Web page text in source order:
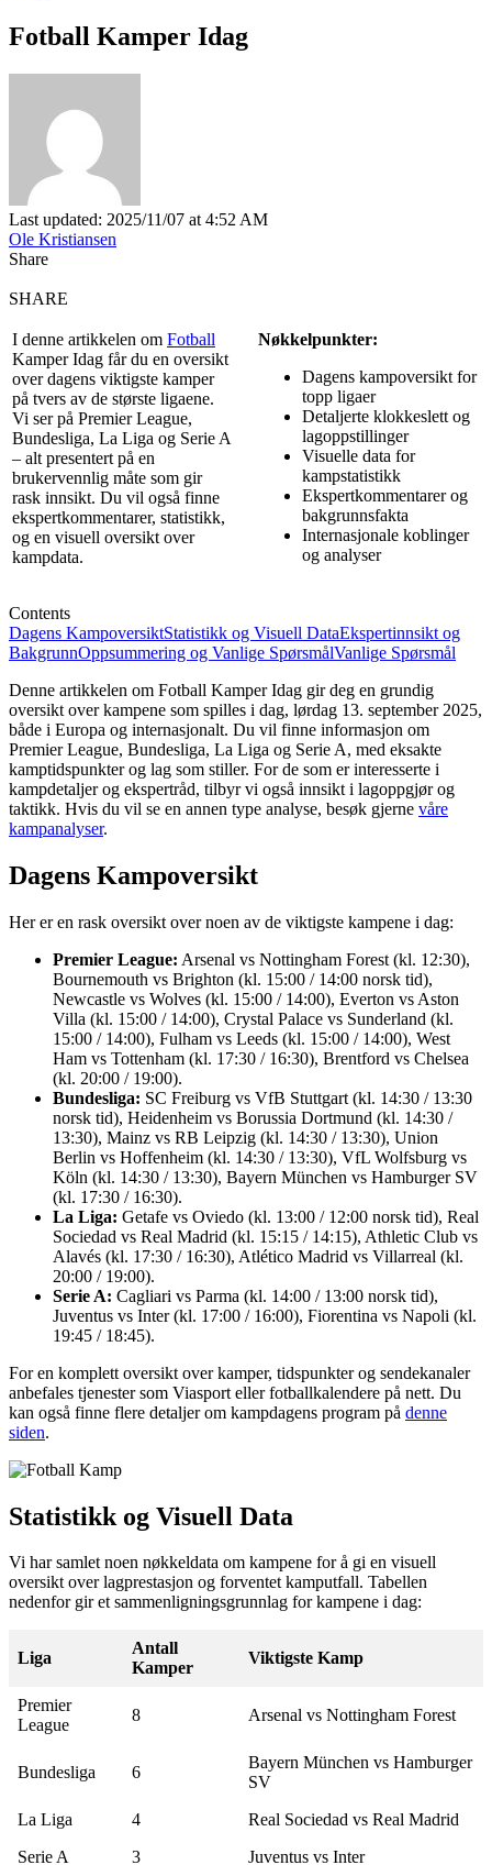
Fotball Kamper Idag
Last updated: 2025/11/07 at 4:52 AM
Ole Kristiansen
Share
SHARE
I denne artikkelen om Fotball
Kamper Idag får du en oversikt
over dagens viktigste kamper
på tvers av de største ligaene.
Vi ser på Premier League,
Bundesliga, La Liga og Serie A
– alt presentert på en
brukervennlig måte som gir
rask innsikt. Du vil også finne
ekspertkommentarer, statistikk,
og en visuell oversikt over
kampdata.
Nøkkelpunkter:
Dagens kampoversikt for
topp ligaer
Detaljerte klokkeslett og
lagoppstillinger
Visuelle data for
kampstatistikk
Ekspertkommentarer og
bakgrunnsfakta
Internasjonale koblinger
og analyser
Contents
Dagens KampoversiktStatistikk og Visuell DataEkspertinnsikt og
BakgrunnOppsummering og Vanlige SpørsmålVanlige Spørsmål
Denne artikkelen om Fotball Kamper Idag gir deg en grundig
oversikt over kampene som spilles i dag, lørdag 13. september 2025,
både i Europa og internasjonalt. Du vil finne informasjon om
Premier League, Bundesliga, La Liga og Serie A, med eksakte
kamptidspunkter og lag som stiller. For de som er interesserte i
kampdetaljer og ekspertråd, tilbyr vi også innsikt i lagoppgjør og
taktikk. Hvis du vil se en annen type analyse, besøk gjerne våre
kampanalyser.
Dagens Kampoversikt
Her er en rask oversikt over noen av de viktigste kampene i dag:
Premier League: Arsenal vs Nottingham Forest (kl. 12:30),
Bournemouth vs Brighton (kl. 15:00 / 14:00 norsk tid),
Newcastle vs Wolves (kl. 15:00 / 14:00), Everton vs Aston
Villa (kl. 15:00 / 14:00), Crystal Palace vs Sunderland (kl.
15:00 / 14:00), Fulham vs Leeds (kl. 15:00 / 14:00), West
Ham vs Tottenham (kl. 17:30 / 16:30), Brentford vs Chelsea
(kl. 20:00 / 19:00).
Bundesliga: SC Freiburg vs VfB Stuttgart (kl. 14:30 / 13:30
norsk tid), Heidenheim vs Borussia Dortmund (kl. 14:30 /
13:30), Mainz vs RB Leipzig (kl. 14:30 / 13:30), Union
Berlin vs Hoffenheim (kl. 14:30 / 13:30), VfL Wolfsburg vs
Köln (kl. 14:30 / 13:30), Bayern München vs Hamburger SV
(kl. 17:30 / 16:30).
La Liga: Getafe vs Oviedo (kl. 13:00 / 12:00 norsk tid), Real
Sociedad vs Real Madrid (kl. 15:15 / 14:15), Athletic Club vs
Alavés (kl. 17:30 / 16:30), Atlético Madrid vs Villarreal (kl.
20:00 / 19:00).
Serie A: Cagliari vs Parma (kl. 14:00 / 13:00 norsk tid),
Juventus vs Inter (kl. 17:00 / 16:00), Fiorentina vs Napoli (kl.
19:45 / 18:45).
For en komplett oversikt over kamper, tidspunkter og sendekanaler
anbefales tjenester som Viasport eller fotballkalendere på nett. Du
kan også finne flere detaljer om kampdagens program på denne
siden.
Statistikk og Visuell Data
Vi har samlet noen nøkkeldata om kampene for å gi en visuell
oversikt over lagprestasjon og forventet kamputfall. Tabellen
nedenfor gir et sammenligningsgrunnlag for kampene i dag:
Liga
Antall
Kamper
Viktigste Kamp
Premier
League
8 Arsenal vs Nottingham Forest
Bundesliga 6
Bayern München vs Hamburger
SV
La Liga
4
Real Sociedad vs Real Madrid
Serie A
3 Juventus vs Inter